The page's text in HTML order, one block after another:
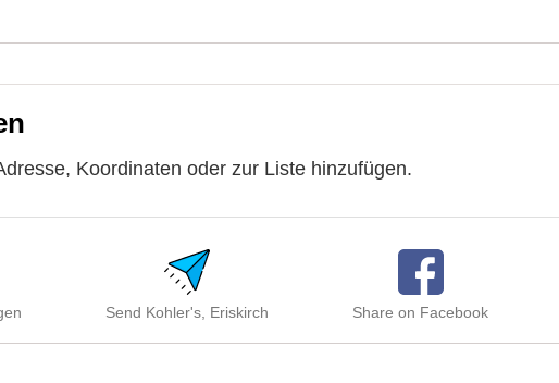
Koordinaten oder zur Liste hinzufügen.
Send Kohler's, Eriskirch Share on Facebook